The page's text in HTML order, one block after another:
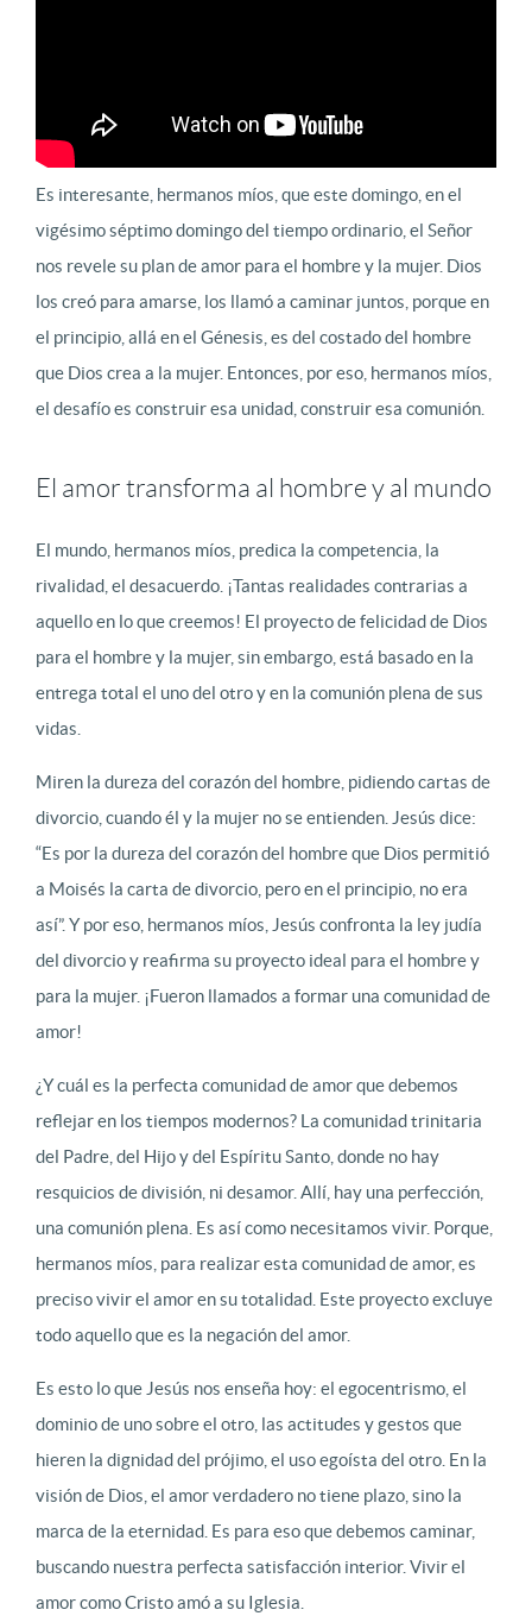
Es interesante, hermanos míos, que este domingo, en el
vigésimo séptimo domingo del tiempo ordinario, el Señor
nos revele su plan de amor para el hombre y la mujer. Dios
los creó para amarse, los llamó a caminar juntos, porque en
el principio, allá en el Génesis, es del costado del hombre
que Dios crea a la mujer. Entonces, por eso, hermanos míos,
el desafío es construir esa unidad, construir esa comunión.
El amor transforma al hombre y al mundo
El mundo, hermanos míos, predica la competencia, la
rivalidad, el desacuerdo. ¡Tantas realidades contrarias a
aquello en lo que creemos! El proyecto de felicidad de Dios
para el hombre y la mujer, sin embargo, está basado en la
entrega total el uno del otro y en la comunión plena de sus
vidas.
Miren la dureza del corazón del hombre, pidiendo cartas de
divorcio, cuando él y la mujer no se entienden. Jesús dice:
“Es por la dureza del corazón del hombre que Dios permitió
a Moisés la carta de divorcio, pero en el principio, no era
así”. Y por eso, hermanos míos, Jesús confronta la ley judía
del divorcio y reafirma su proyecto ideal para el hombre y
para la mujer. ¡Fueron llamados a formar una comunidad de
amor!
¿Y cuál es la perfecta comunidad de amor que debemos
reflejar en los tiempos modernos? La comunidad trinitaria
del Padre, del Hijo y del Espíritu Santo, donde no hay
resquicios de división, ni desamor. Allí, hay una perfección,
una comunión plena. Es así como necesitamos vivir. Porque,
hermanos míos, para realizar esta comunidad de amor, es
preciso vivir el amor en su totalidad. Este proyecto excluye
todo aquello que es la negación del amor.
Es esto lo que Jesús nos enseña hoy: el egocentrismo, el
dominio de uno sobre el otro, las actitudes y gestos que
hieren la dignidad del prójimo, el uso egoísta del otro. En la
visión de Dios, el amor verdadero no tiene plazo, sino la
marca de la eternidad. Es para eso que debemos caminar,
buscando nuestra perfecta satisfacción interior. Vivir el
amor como Cristo amó a su Iglesia.